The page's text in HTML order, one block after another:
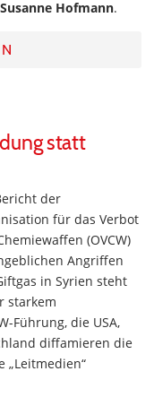
Susanne Hofmann.
statt
der
für das Verbot
(OVCW)
Angriffen
in Syrien steht
starkem
Führung, die USA,
diffamieren die
„Leitmedien“